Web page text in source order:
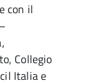
con il
Collegio
Italia e